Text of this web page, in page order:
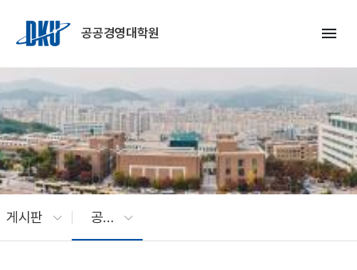
공공경영대학원
menu
게시판 공지사항